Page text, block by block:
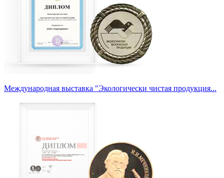
Международная выставка "Экологически чистая продукция...